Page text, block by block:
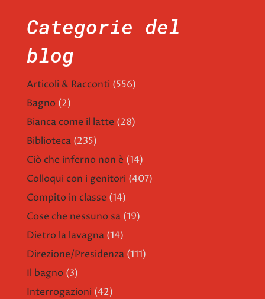
Categorie del
blog
Articoli & Racconti (556)
Bagno (2)
Bianca come il latte (28)
Biblioteca (235)
Ciò che inferno non è (14)
Colloqui con i genitori (407)
Compito in classe (14)
Cose che nessuno sa (19)
Dietro la lavagna (14)
Direzione/Presidenza (111)
Il bagno (3)
Interrogazioni (42)